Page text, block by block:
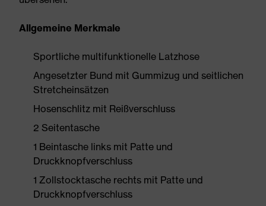
Allgemeine Merkmale
Sportliche multifunktionelle Latzhose
Angesetzter Bund mit Gummizug und seitlichen
Stretcheinsätzen
Hosenschlitz mit Reißverschluss
2 Seitentasche
1 Beintasche links mit Patte und
Druckknopfverschluss
1 Zollstocktasche rechts mit Patte und
Druckknopfverschluss